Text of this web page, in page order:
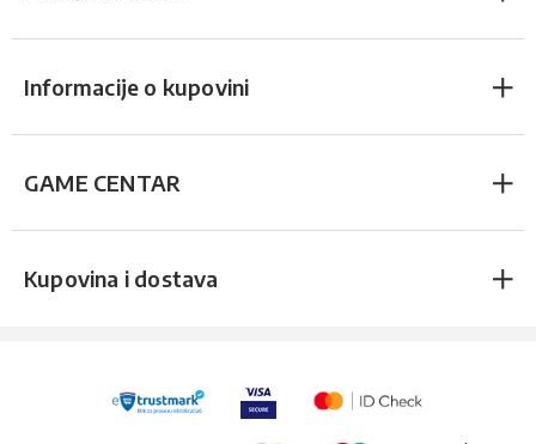
Informacije o kupovini
GAME CENTAR
Kupovina i dostava